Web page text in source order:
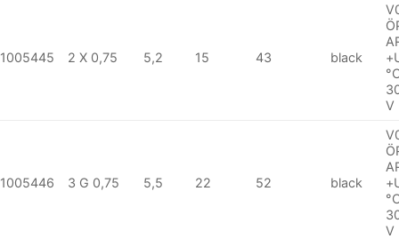
1005445 2 X 0,75 5,2 15 43 black
V
1005446 3 G 0,75 5,5 22 52 black
V